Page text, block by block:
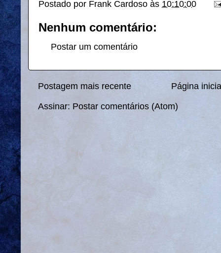
Postado por Frank Cardoso às 10:10:00
Nenhum comentário:
Postar um comentário
Postagem mais recente Página
Assinar: Postar comentários (Atom)